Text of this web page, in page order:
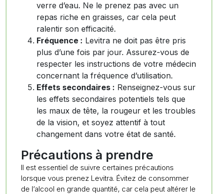
verre d’eau. Ne le prenez pas avec un
repas riche en graisses, car cela peut
ralentir son efficacité.
Fréquence : Levitra ne doit pas être pris
plus d’une fois par jour. Assurez-vous de
respecter les instructions de votre médecin
concernant la fréquence d’utilisation.
Effets secondaires : Renseignez-vous sur
les effets secondaires potentiels tels que
les maux de tête, la rougeur et les troubles
de la vision, et soyez attentif à tout
changement dans votre état de santé.
Précautions à prendre
Il est essentiel de suivre certaines précautions
lorsque vous prenez Levitra. Évitez de consommer
de l’alcool en grande quantité, car cela peut altérer le